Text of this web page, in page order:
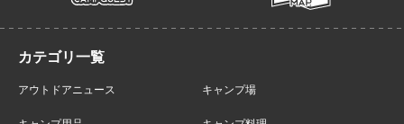
アウトドアニュース キャンプ場